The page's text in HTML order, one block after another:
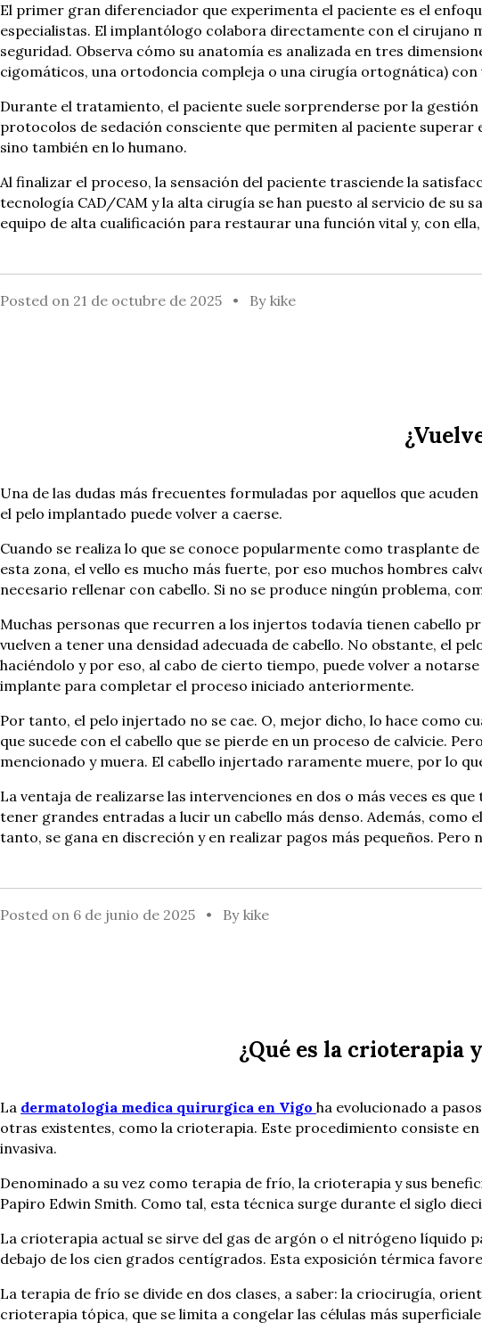
El primer gran diferenciador que experimenta el paciente es el
especialistas. El implantólogo colabora directamente con el
seguridad. Observa cómo su anatomía es analizada en tres
cigomáticos, una ortodoncia compleja o una cirugía ortognática)
Durante el tratamiento, el paciente suele sorprenderse por la
protocolos de sedación consciente que permiten al paciente superar
sino también en lo humano.
Al finalizar el proceso, la sensación del paciente trasciende la
tecnología CAD/CAM y la alta cirugía se han puesto al servicio de su
equipo de alta cualificación para restaurar una función vital y, con ella,
Posted on 21 de octubre de 2025 By kike
Una de las dudas más frecuentes formuladas por aquellos que acuden
el pelo implantado puede volver a caerse.
Cuando se realiza lo que se conoce popularmente como trasplante
esta zona, el vello es mucho más fuerte, por eso muchos hombres
necesario rellenar con cabello. Si no se produce ningún problema,
Muchas personas que recurren a los injertos todavía tienen cabello
vuelven a tener una densidad adecuada de cabello. No obstante, el
haciéndolo y por eso, al cabo de cierto tiempo, puede volver a
implante para completar el proceso iniciado anteriormente.
Por tanto, el pelo injertado no se cae. O, mejor dicho, lo hace como
que sucede con el cabello que se pierde en un proceso de calvicie.
mencionado y muera. El cabello injertado raramente muere, por lo
La ventaja de realizarse las intervenciones en dos o más veces es
tener grandes entradas a lucir un cabello más denso. Además,
tanto, se gana en discreción y en realizar pagos más pequeños. Pero
Posted on 6 de junio de 2025 By kike
¿Qué es la crioterapia
La dermatologia medica quirurgica en Vigo ha evolucionado a
otras existentes, como la crioterapia. Este procedimiento consiste
invasiva.
Denominado a su vez como terapia de frío, la crioterapia y sus
Papiro Edwin Smith. Como tal, esta técnica surge durante el siglo
La crioterapia actual se sirve del gas de argón o el nitrógeno líquido
debajo de los cien grados centígrados. Esta exposición térmica
La terapia de frío se divide en dos clases, a saber: la criocirugía,
crioterapia tópica, que se limita a congelar las células más